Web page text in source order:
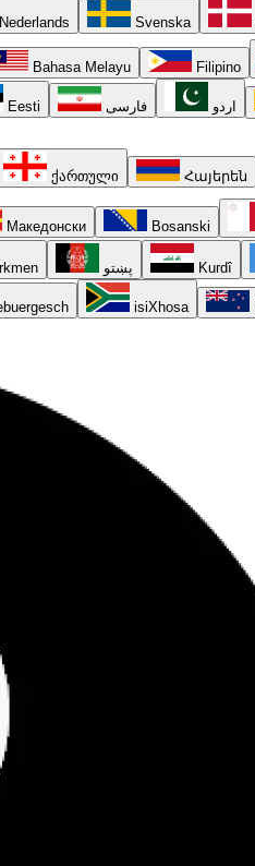
Nederlands Svenska
Bahasa Melayu Filipino
Eesti فارسی اردو
ქართული Հայերեն
Македонски Bosanski
پښتو Kurdî
isiXhosa